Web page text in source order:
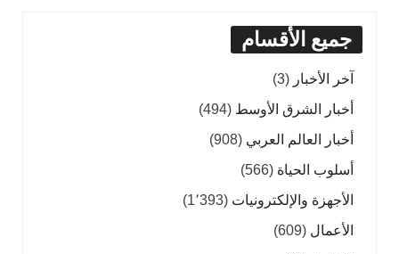
جميع الأقسام
آخر الأخبار (3)
أخبار الشرق الأوسط (494)
أخبار العالم العربي (908)
أسلوب الحياة (566)
الأجهزة والإلكترونيات (1٬393)
الأعمال (609)